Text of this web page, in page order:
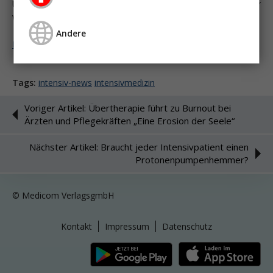
Unterversorgung und fünf Negativempfehlungen zur
Vermeidung einer Überversorgung erarbeitet.
Melden Sie sich an um weiter zu lesen ...
Tags: intensiv-news intensivmedizin
Voriger Artikel: Übertherapie führt zu Burnout bei
Ärzten und Pflegekräften „Eine Erosion der Seele“
Nächster Artikel: Braucht jeder Intensivpatient einen
Protonenpumpenhemmer?
© Medicom VerlagsgmbH
Kontakt Impressum Datenschutz
Andere